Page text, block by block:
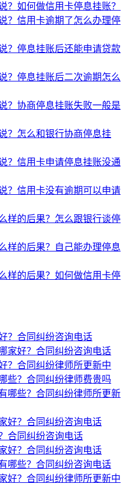
？如何做信用卡停息挂账？
？信用卡逾期了怎么办理停
？停息挂账后还能申请贷款
？停息挂账后二次逾期怎么
？协商停息挂账失败一般是
？怎么和银行协商停息挂
？信用卡申请停息挂账没通
？信用卡没有逾期可以申请
样的后果？怎么跟银行谈停
样的后果？自己能办理停息
样的后果？如何做信用卡停
？合同纠纷咨询电话
家好？合同纠纷咨询电话
？合同纠纷律师所更新中
些？合同纠纷律师费贵吗
哪些？合同纠纷律师所更新
好？合同纠纷咨询电话
合同纠纷咨询电话
好？合同纠纷咨询电话
哪些？合同纠纷咨询电话
好？合同纠纷律师所更新中